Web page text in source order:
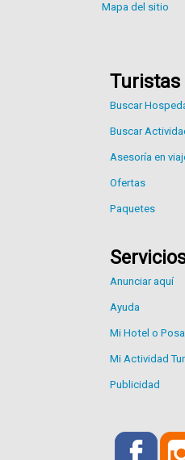
Mapa del sitio
Turistas
Buscar
Buscar
Asesoría en
Ofertas
Paquetes
Anunciar aquí
Ayuda
Mi Hotel o
Mi Actividad
Publicidad